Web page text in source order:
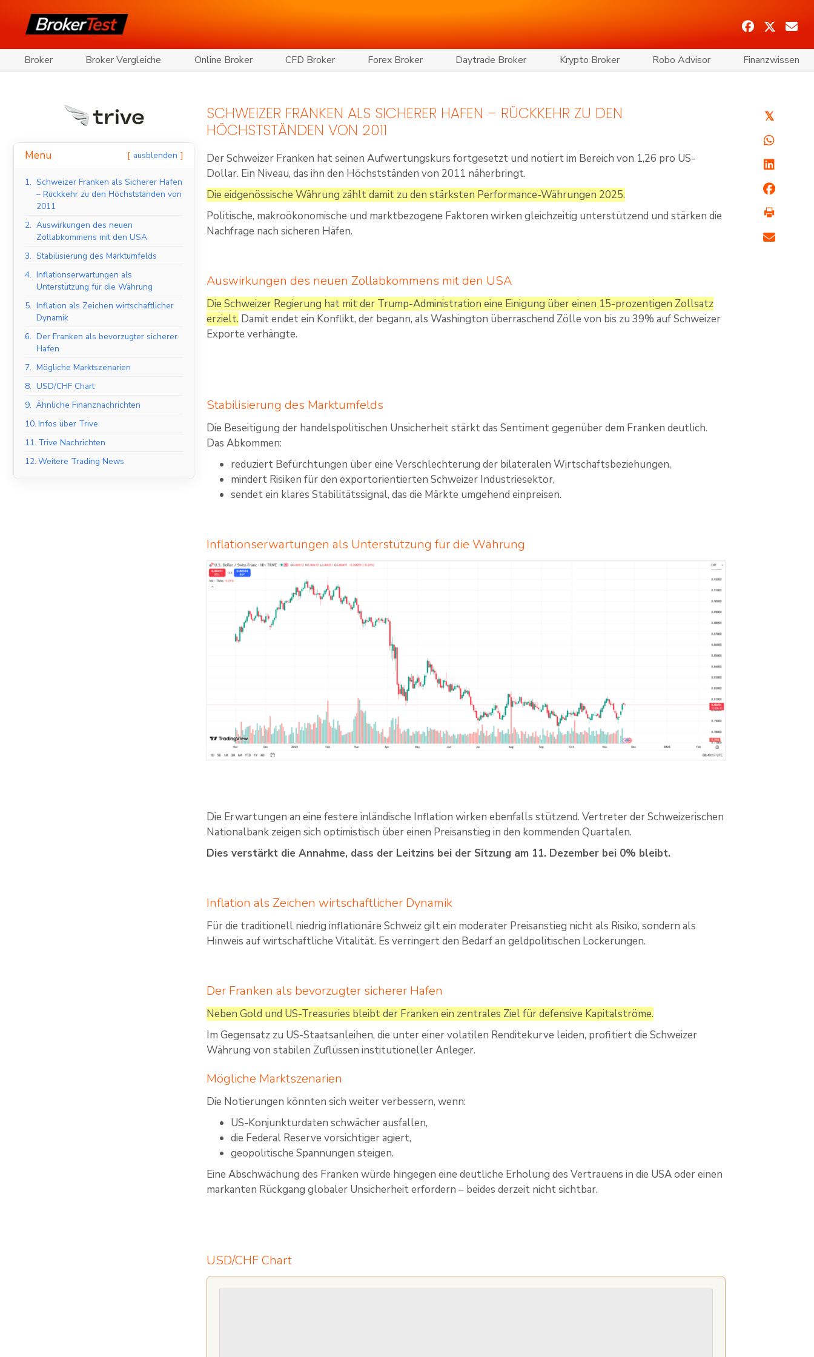
Broker Broker Vergleiche Online Broker CFD Broker Forex Broker Daytrade Broker Krypto Broker Robo Advisor Finanzwissen
Menu ausblenden
1. Schweizer Franken als Sicherer Hafen
– Rückkehr zu den Höchstständen von
2011
2. Auswirkungen des neuen
Zollabkommens mit den USA
3. Stabilisierung des Marktumfelds
4. Inflationserwartungen als
Unterstützung für die Währung
5. Inflation als Zeichen wirtschaftlicher
Dynamik
6. Der Franken als bevorzugter sicherer
Hafen
7. Mögliche Marktszenarien
8. USD/CHF Chart
9. Ähnliche Finanznachrichten
10. Infos über Trive
11. Trive Nachrichten
12. Weitere Trading News
SCHWEIZER FRANKEN ALS SICHERER HAFEN – RÜCKKEHR ZU DEN
HÖCHSTSTÄNDEN VON 2011
Der Schweizer Franken hat seinen Aufwertungskurs fortgesetzt und notiert im Bereich von 1,26 pro US-
Dollar. Ein Niveau, das ihn den Höchstständen von 2011 näherbringt.
Die eidgenössische Währung zählt damit zu den stärksten Performance-Währungen 2025.
Politische, makroökonomische und marktbezogene Faktoren wirken gleichzeitig unterstützend und stärken die
Nachfrage nach sicheren Häfen.
Auswirkungen des neuen Zollabkommens mit den USA
Die Schweizer Regierung hat mit der Trump-Administration eine Einigung über einen 15-prozentigen Zollsatz
erzielt. Damit endet ein Konflikt, der begann, als Washington überraschend Zölle von bis zu 39% auf Schweizer
Exporte verhängte.
Stabilisierung des Marktumfelds
Die Beseitigung der handelspolitischen Unsicherheit stärkt das Sentiment gegenüber dem Franken deutlich.
Das Abkommen:
reduziert Befürchtungen über eine Verschlechterung der bilateralen Wirtschaftsbeziehungen,
mindert Risiken für den exportorientierten Schweizer Industriesektor,
sendet ein klares Stabilitätssignal, das die Märkte umgehend einpreisen.
Inflationserwartungen als Unterstützung für die Währung
Die Erwartungen an eine festere inländische Inflation wirken ebenfalls stützend. Vertreter der Schweizerischen
Nationalbank zeigen sich optimistisch über einen Preisanstieg in den kommenden Quartalen.
Dies verstärkt die Annahme, dass der Leitzins bei der Sitzung am 11. Dezember bei 0% bleibt.
Inflation als Zeichen wirtschaftlicher Dynamik
Für die traditionell niedrig inflationäre Schweiz gilt ein moderater Preisanstieg nicht als Risiko, sondern als
Hinweis auf wirtschaftliche Vitalität. Es verringert den Bedarf an geldpolitischen Lockerungen.
Der Franken als bevorzugter sicherer Hafen
Neben Gold und US-Treasuries bleibt der Franken ein zentrales Ziel für defensive Kapitalströme.
Im Gegensatz zu US-Staatsanleihen, die unter einer volatilen Renditekurve leiden, profitiert die Schweizer
Währung von stabilen Zuflüssen institutioneller Anleger.
Mögliche Marktszenarien
Die Notierungen könnten sich weiter verbessern, wenn:
US-Konjunkturdaten schwächer ausfallen,
die Federal Reserve vorsichtiger agiert,
geopolitische Spannungen steigen.
Eine Abschwächung des Franken würde hingegen eine deutliche Erholung des Vertrauens in die USA oder einen
markanten Rückgang globaler Unsicherheit erfordern – beides derzeit nicht sichtbar.
USD/CHF Chart
𝕏